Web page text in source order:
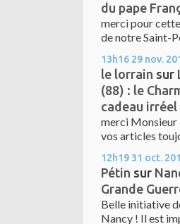
du pape
merci pour
de notre Saint-
13h16 29 nov.
le lorrain sur
(88) : le
cadeau irréel
merci
vos articles
12h19 31 oct.
Pétin sur
Grande
Belle initiative
Nancy ! Il est